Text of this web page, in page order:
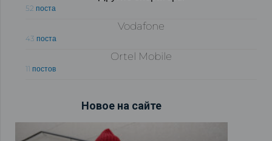
52 поста
Vodafone
43 поста
Ortel Mobile
11 постов
Новое на сайте